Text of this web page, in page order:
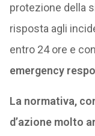
protezione della
risposta agli
entro 24 ore e
emergency
La normativa,
d’azione molto